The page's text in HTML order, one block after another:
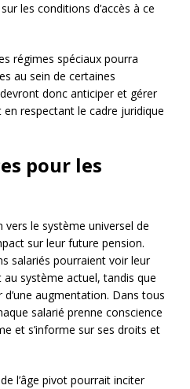
les conditions d’accès à ce
régimes spéciaux pourra
au sein de certaines
donc anticiper et gérer
respectant le cadre juridique
pour les
le système universel de
sur leur future pension.
salariés pourraient voir leur
système actuel, tandis que
augmentation. Dans tous
salarié prenne conscience
et s’informe sur ses droits et
l’âge pivot pourrait inciter